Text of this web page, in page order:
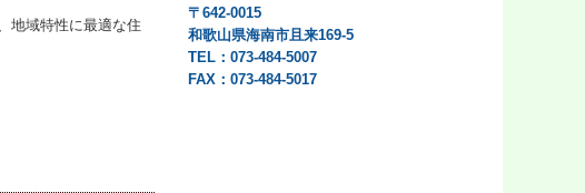
地域特性に最適な住
〒642-0015
和歌山県海南市且来169-5
TEL：073-484-5007
FAX：073-484-5017